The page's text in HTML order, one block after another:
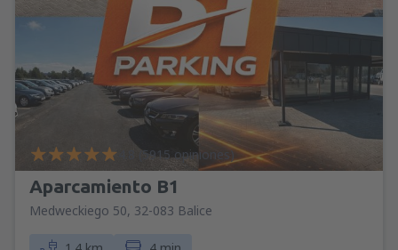
4.8 (5915 opiniones)
Aparcamiento B1
Medweckiego 50, 32-083 Balice